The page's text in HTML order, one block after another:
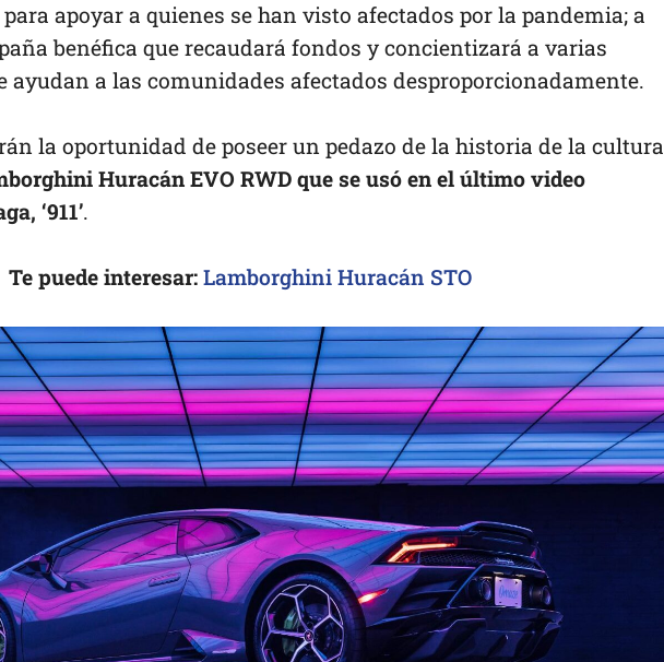
apoyar a quienes se han visto afectados por la pandemia; a
benéfica que recaudará fondos y concientizará a varias
ayudan a las comunidades afectados desproporcionadamente.
la oportunidad de poseer un pedazo de la historia de la cultura
Huracán EVO RWD que se usó en el último video
‘911’.
Te puede interesar: Lamborghini Huracán STO